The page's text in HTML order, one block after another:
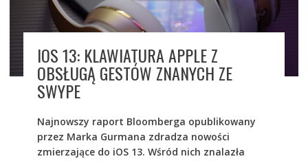
IOS 13: KLAWIATURA APPLE Z
OBSŁUGĄ GESTÓW ZNANYCH ZE
SWYPE
Najnowszy raport Bloomberga opublikowany
przez Marka Gurmana zdradza nowości
zmierzające do iOS 13. Wśród nich znalazła